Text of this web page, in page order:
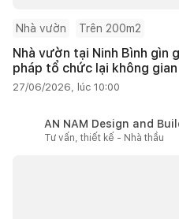
Nhà vườn Trên 200m2
Nhà vườn tại Ninh Bình gìn
pháp tổ chức lại không gian
27/06/2026, lúc 10:00
AN NAM Design and
Tư vấn, thiết kế - Nhà thầu